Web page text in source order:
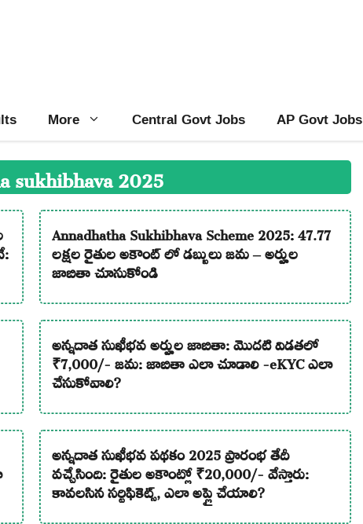
More Central Govt Jobs AP Govt Jobs
sukhibhava 2025
Annadhatha Sukhibhava Scheme 2025: 47.77
లక్షల రైతుల అకౌంట్ లో డబ్బులు జమ – అర్హుల
జాబితా చూసుకోండి
అన్నదాత సుఖీభవ అర్హుల జాబితా: మొదటి విడతలో
₹7,000/- జమ: జాబితా ఎలా చూడాలి -eKYC ఎలా
చేసుకోవాలి?
అన్నదాత సుఖీభవ పథకం 2025 ప్రారంభ తేదీ
వచ్చేసింది: రైతుల అకౌంట్లో ₹20,000/- వేస్తారు:
కావలసిన సర్టిఫికెట్స్, ఎలా అప్లై చేయాలి?